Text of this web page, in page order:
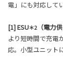
電」にも対応して
[1] ESU＊2 （電力
より短時間で充電
応。小型ユニット